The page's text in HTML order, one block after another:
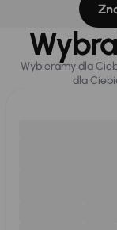
Wybieramy dla
dla